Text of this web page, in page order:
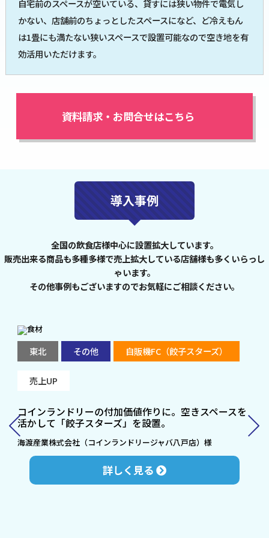
自宅前のスペースが空いている、貸すには狭い物件で電気し
かない、店舗前のちょっとしたスペースになど、ど冷えもん
は1畳にも満たない狭いスペースで設置可能なので空き地を有
効活用いただけます。
資料請求・お問合せはこちら
導入事例
全国の飲食店様中心に設置拡大しています。
販売出来る商品も多種多様で売上拡大している店舗様も多くいらっし
ゃいます。
その他事例もございますのでお気軽にご相談ください。
東北 その他 自販機FC（餃子スターズ）
売上UP
コインランドリーの付加価値作りに。空きスペースを
活かして「餃子スターズ」を設置。
海渡産業株式会社（コインランドリージャバ八戸店）様
詳しく見る